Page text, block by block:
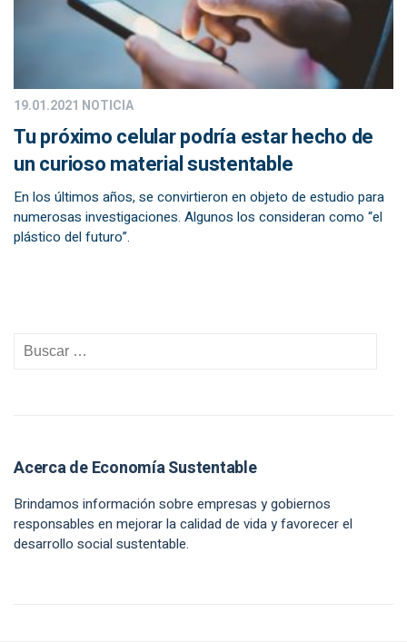
19.01.2021 NOTICIA
Tu próximo celular podría estar hecho de
un curioso material sustentable
En los últimos años, se convirtieron en objeto de estudio para
numerosas investigaciones. Algunos los consideran como “el
plástico del futuro”.
Acerca de Economía Sustentable
Brindamos información sobre empresas y gobiernos
responsables en mejorar la calidad de vida y favorecer el
desarrollo social sustentable.